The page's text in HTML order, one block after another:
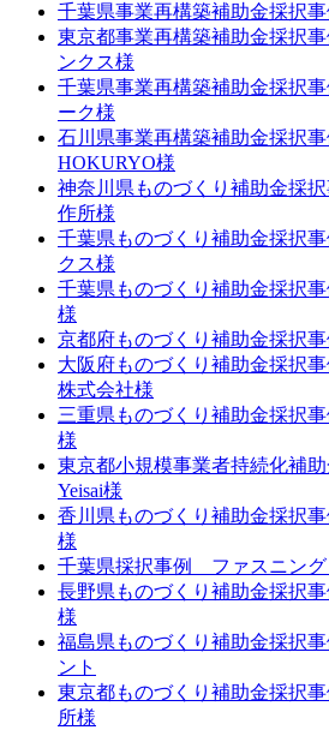
千葉県事業再構築補助金採択
東京都事業再構築補助金採択
ンクス様
千葉県事業再構築補助金採択
ーク様
石川県事業再構築補助金採択
HOKURYO様
神奈川県ものづくり補助金採
作所様
千葉県ものづくり補助金採択
クス様
千葉県ものづくり補助金採択
様
京都府ものづくり補助金採択
大阪府ものづくり補助金採択
株式会社様
三重県ものづくり補助金採択
様
東京都小規模事業者持続化補
Yeisai様
香川県ものづくり補助金採択
様
千葉県採択事例 ファスニング
長野県ものづくり補助金採択
様
福島県ものづくり補助金採択事
ント
東京都ものづくり補助金採択
所様